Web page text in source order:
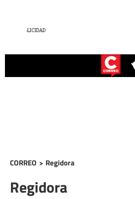
CORREO > Regidora
Regidora